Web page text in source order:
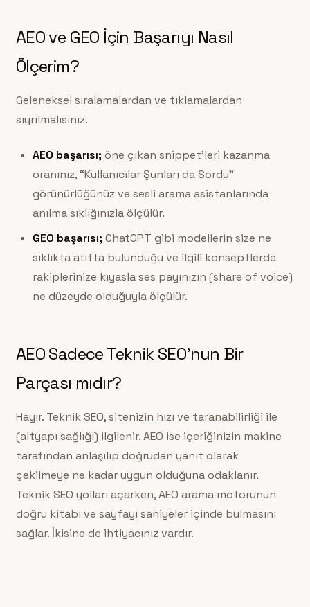
AEO ve GEO İçin Başarıyı Nasıl
Ölçerim?
Geleneksel sıralamalardan ve tıklamalardan
sıyrılmalısınız.
AEO başarısı; öne çıkan snippet’leri kazanma
oranınız, “Kullanıcılar Şunları da Sordu”
görünürlüğünüz ve sesli arama asistanlarında
anılma sıklığınızla ölçülür.
GEO başarısı; ChatGPT gibi modellerin size ne
sıklıkta atıfta bulunduğu ve ilgili konseptlerde
rakiplerinize kıyasla ses payınızın (share of voice)
ne düzeyde olduğuyla ölçülür.
AEO Sadece Teknik SEO’nun Bir
Parçası mıdır?
Hayır. Teknik SEO, sitenizin hızı ve taranabilirliği ile
(altyapı sağlığı) ilgilenir. AEO ise içeriğinizin makine
tarafından anlaşılıp doğrudan yanıt olarak
çekilmeye ne kadar uygun olduğuna odaklanır.
Teknik SEO yolları açarken, AEO arama motorunun
doğru kitabı ve sayfayı saniyeler içinde bulmasını
sağlar. İkisine de ihtiyacınız vardır.